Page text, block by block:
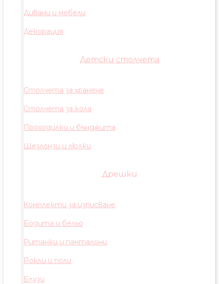
Дивани и мебели
Декорация
Детски столчета
Столчета за хранене
Столчета за кола
Проходилки и бънджита
Шезлонзи и люлки
Дрешки
Комплекти за изписване
Бодита и бельо
Ританки и панталони
Рокли и поли
Блузи